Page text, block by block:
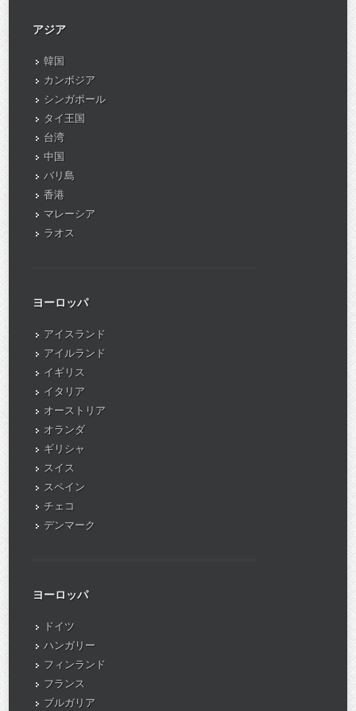
アジア
韓国
カンボジア
シンガポール
タイ王国
台湾
中国
バリ島
香港
マレーシア
ラオス
ヨーロッパ
アイスランド
アイルランド
イギリス
イタリア
オーストリア
オランダ
ギリシャ
スイス
スペイン
チェコ
デンマーク
ヨーロッパ
ドイツ
ハンガリー
フィンランド
フランス
ブルガリア